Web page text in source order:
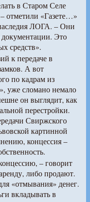
в Старом Селе
отметили «Газете…»
ЛОГА. – Они
Это
средств».
к передаче в
А вот
по кадрам из
уже сломано немало
он выглядит, как
перестройки.
Свиржского
картинной
концессия –
– говорит
либо продают.
«отмывания» денег.
вкладывать в